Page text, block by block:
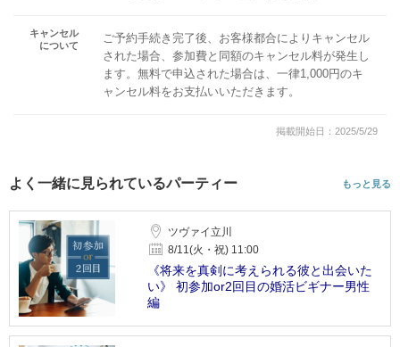
キャンセル
について
ご予約手続き完了後、お客様都合によりキャンセル
された場合、参加費と同額のキャンセル料が発生し
ます。無料で申込された場合は、一律1,000円のキ
ャンセル料をお支払いいただきます。
掲載開始日：2025/5/29
よく一緒に見られているパーティー もっと見る
ツヴァイ立川
8/11(火・祝) 11:00
《将来を真剣に考えられる彼と出会いた
い》 初参加or2回目の婚活ビギナー男性
編